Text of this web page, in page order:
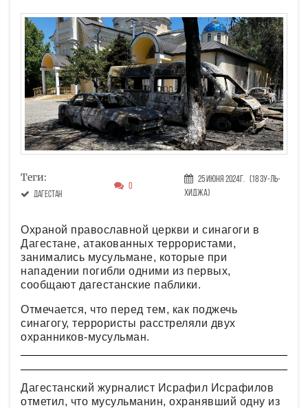
Теги:
Дагестан
0
25 Июня 2024г. (18 Зу-ль-
хиджа)
Охраной православной церкви и синагоги в
Дагестане, атакованных террористами,
занимались мусульмане, которые при
нападении погибли одними из первых,
сообщают дагестанские паблики.
Отмечается, что перед тем, как поджечь
синагогу, террористы расстреляли двух
охранников-мусульман.
Дагестанский журналист Исрафил Исрафилов
отметил, что мусульманин, охранявший одну из